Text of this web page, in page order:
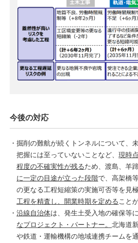
今後の対応
掘削の難航が続くトンネルについて、
把握には至っていないことなど、 現時
程度の不確実性が残るため、渡島、羊
に一定の目途が立った段階で、高架橋
の更なる工程短縮策の実施可否等を見極
工程を精査し、開業時期を定める こと
沿線自治体は、発生土受入地の確保等
なプロジェクト・パートナー。 北海道
や鉄道・運輸機構の地域連携チームを